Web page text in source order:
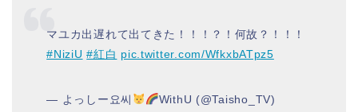
マユカ出遅れて出てきた！！！？！何故？！！！
#NiziU #紅白 pic.twitter.com/WfkxbATpz5
— よっしー요씨
WithU (@Taisho_TV)